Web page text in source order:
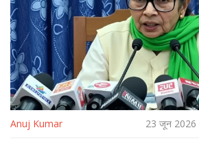
Anuj Kumar 23 जून 2026